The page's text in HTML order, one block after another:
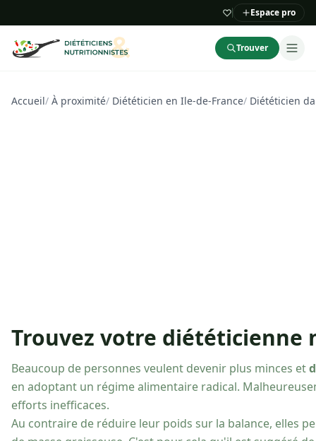
Espace pro
Trouver
Accueil/ À proximité/ Diététicien en Ile-de-France/ Diététicien
Trouvez votre diététicienne
Beaucoup de personnes veulent devenir plus minces et
en adoptant un régime alimentaire radical.
efforts inefficaces.
Au contraire de réduire leur poids sur la balance, elles